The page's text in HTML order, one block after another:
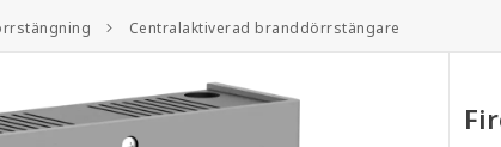
Centralaktiverad branddörrstängare